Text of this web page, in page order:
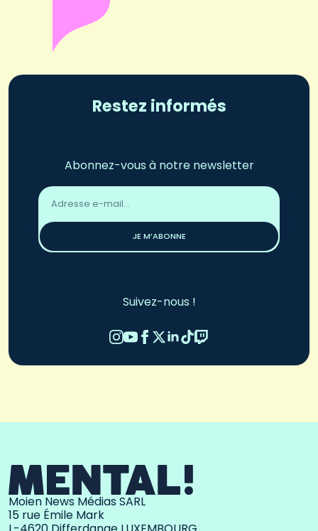
Restez informés
Abonnez-vous à notre newsletter
Adresse
email
JE M’ABONNE
Suivez-nous !
Moien News Médias SARL
15 rue Émile Mark